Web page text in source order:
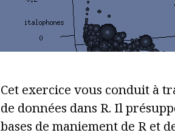
Cet exercice vous conduit à
de données dans R. Il
bases de maniement de R et